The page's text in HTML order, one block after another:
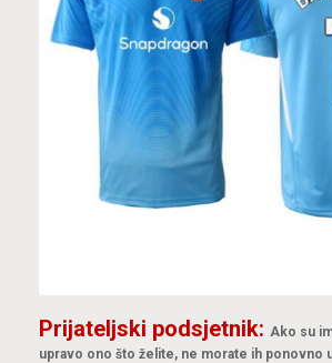
Prijateljski podsjetnik: Ako su
upravo ono što želite, ne morate ih ponovno